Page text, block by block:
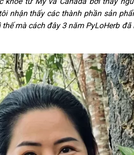
nhận thấy các thành phần sản
mà cách đây 3 năm PyLoHerb